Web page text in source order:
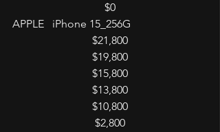
$0
APPLE   iPhone 15_256G
$21,800
$19,800
$15,800
$13,800
$10,800
$2,800